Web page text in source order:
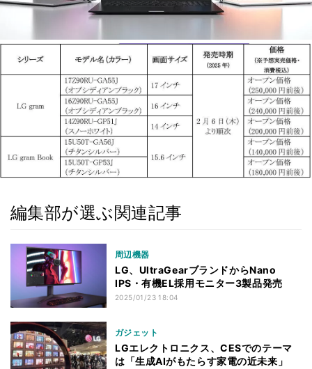
編集部が選ぶ関連記事
周辺機器
LG、UltraGearブランドからNano
IPS・有機EL採用モニター3製品発売
2025/01/23 18:04
ガジェット
LGエレクトロニクス、CESでのテーマ
は「生成AIがもたらす家電の近未来」